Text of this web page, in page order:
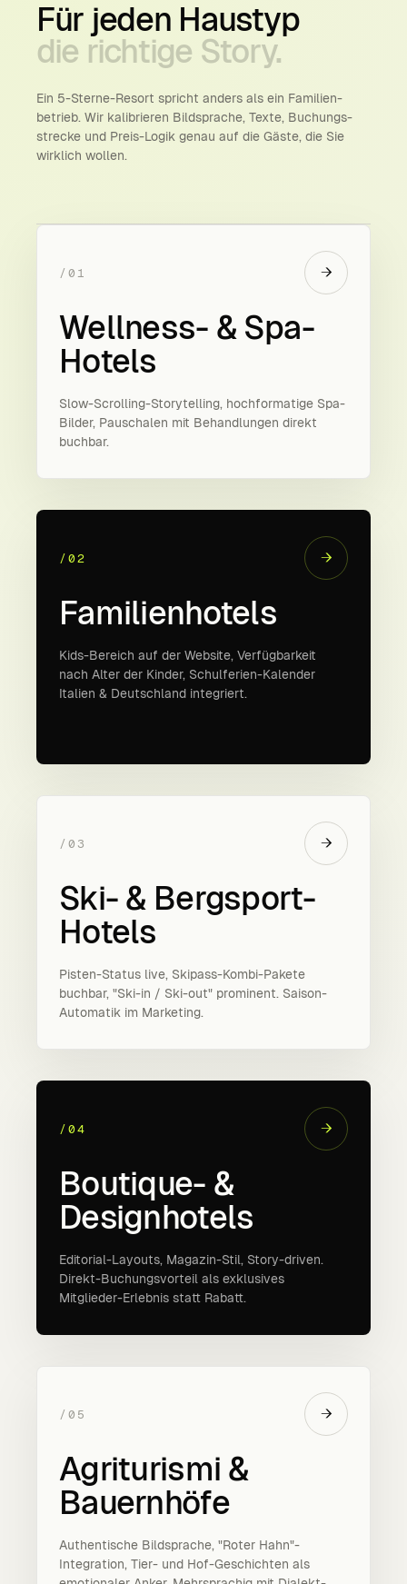
Für jeden Haustyp
die richtige Story.
Ein 5-Sterne-Resort spricht anders als ein Familien­
betrieb. Wir kalibrieren Bild­sprache, Texte, Buchungs­
strecke und Preis-Logik genau auf die Gäste, die Sie
wirklich wollen.
/01
Wellness- & Spa-
Hotels
Slow-Scrolling-Storytelling, hochformatige Spa-
Bilder, Pauschalen mit Behandlungen direkt
buchbar.
→
/02
Familienhotels
Kids-Bereich auf der Website, Verfügbarkeit
nach Alter der Kinder, Schul­ferien-Kalender
Italien & Deutschland integriert.
→
/03
Ski- & Bergsport-
Hotels
Pisten-Status live, Skipass-Kombi-Pakete
buchbar, "Ski-in / Ski-out" prominent. Saison-
Auto­matik im Marketing.
→
/04
Boutique- &
Designhotels
Editorial-Layouts, Magazin-Stil, Story-driven.
Direkt-Buchungs­vorteil als exklusives
Mitglieder-Erlebnis statt Rabatt.
→
/05
Agriturismi &
Bauernhöfe
Authentische Bildsprache, "Roter Hahn"-
Integration, Tier- und Hof-Geschichten als
→